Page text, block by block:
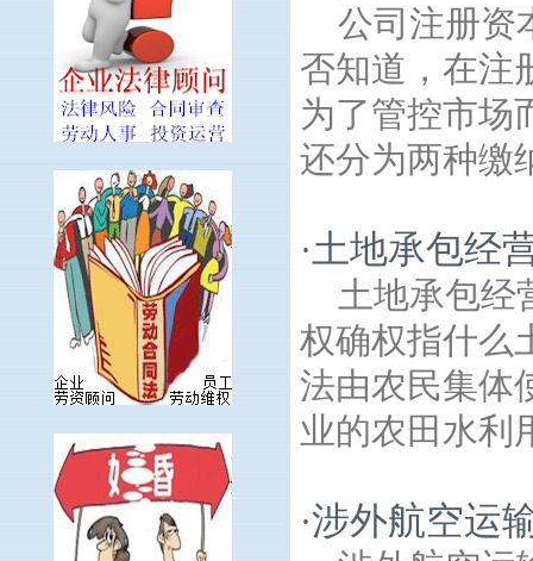
公司注册资
否知道，在注
为了管控市场
还分为两种缴
·土地承包经
土地承包经
权确权指什么
法由农民集体
业的农田水利
·涉外航空运